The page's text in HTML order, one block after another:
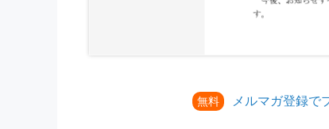
無料 メルマガ登録で